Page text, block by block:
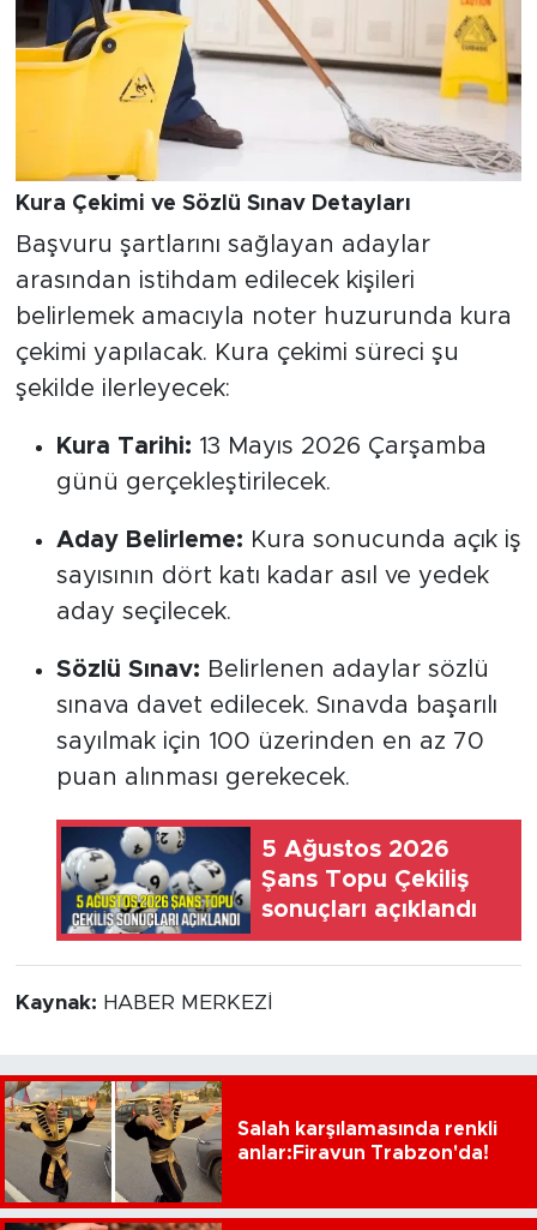
Kura Çekimi ve Sözlü Sınav Detayları
Başvuru şartlarını sağlayan adaylar
arasından istihdam edilecek kişileri
belirlemek amacıyla noter huzurunda kura
çekimi yapılacak. Kura çekimi süreci şu
şekilde ilerleyecek:
Kura Tarihi: 13 Mayıs 2026 Çarşamba
günü gerçekleştirilecek.
Aday Belirleme: Kura sonucunda açık iş
sayısının dört katı kadar asıl ve yedek
aday seçilecek.
Sözlü Sınav: Belirlenen adaylar sözlü
sınava davet edilecek. Sınavda başarılı
sayılmak için 100 üzerinden en az 70
puan alınması gerekecek.
5 Ağustos 2026
Şans Topu Çekiliş
sonuçları açıklandı
Kaynak: HABER MERKEZİ
Salah karşılamasında renkli
anlar:Firavun Trabzon'da!